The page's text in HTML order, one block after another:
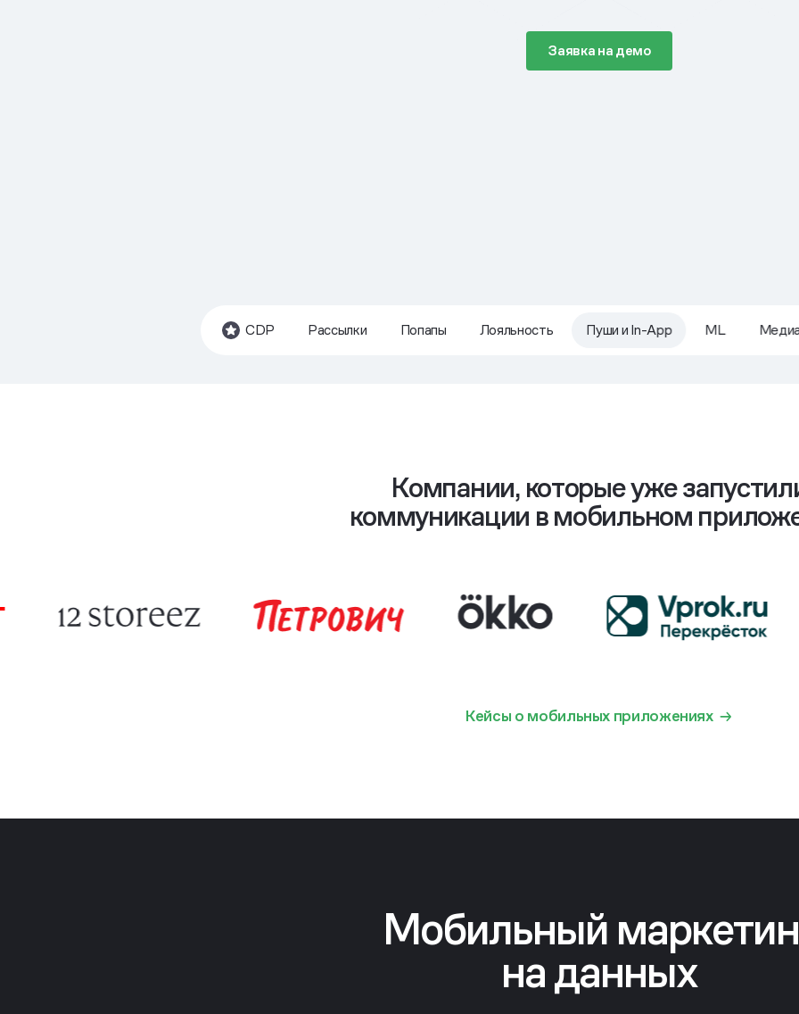
Заявка на демо
CDP Рассылки Попапы Лояльность Пуши и In-App ML
Компании, которые уже
коммуникации в мобильном
Кейсы о мобильных приложениях
Мобильный
на данных